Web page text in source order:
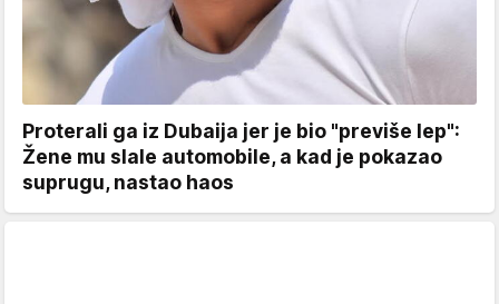
Proterali ga iz Dubaija jer je bio "previše lep":
Žene mu slale automobile, a kad je pokazao
suprugu, nastao haos